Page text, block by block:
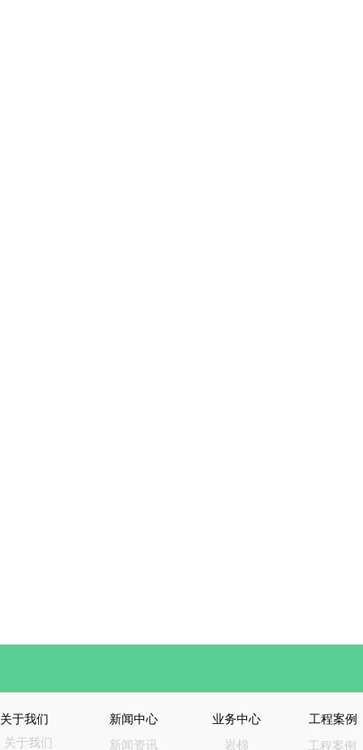
关于我们
关于我们 新闻中心 业务中心
工程案例
新闻资讯
岩棉
工程案例